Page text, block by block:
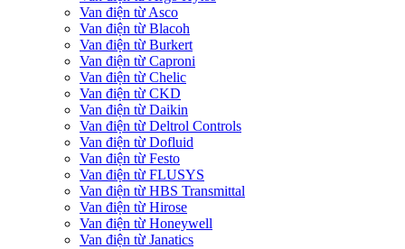
Van điện từ Asco
Van điện từ Blacoh
Van điện từ Burkert
Van điện từ Caproni
Van điện từ Chelic
Van điện từ CKD
Van điện từ Daikin
Van điện từ Deltrol Controls
Van điện từ Dofluid
Van điện từ Festo
Van điện từ FLUSYS
Van điện từ HBS Transmittal
Van điện từ Hirose
Van điện từ Honeywell
Van điện từ Janatics